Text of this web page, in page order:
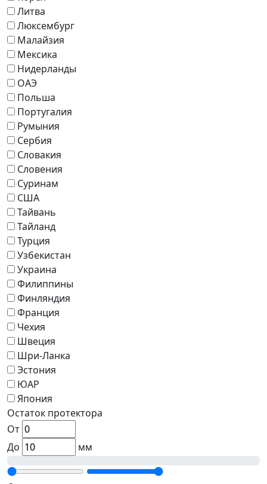
Литва
Люксембург
Малайзия
Мексика
Нидерланды
ОАЭ
Польша
Португалия
Румыния
Сербия
Словакия
Словения
Суринам
США
Тайвань
Тайланд
Турция
Узбекистан
Украина
Филиппины
Финляндия
Франция
Чехия
Швеция
Шри-Ланка
Эстония
ЮАР
Япония
Остаток протектора
От
До
мм